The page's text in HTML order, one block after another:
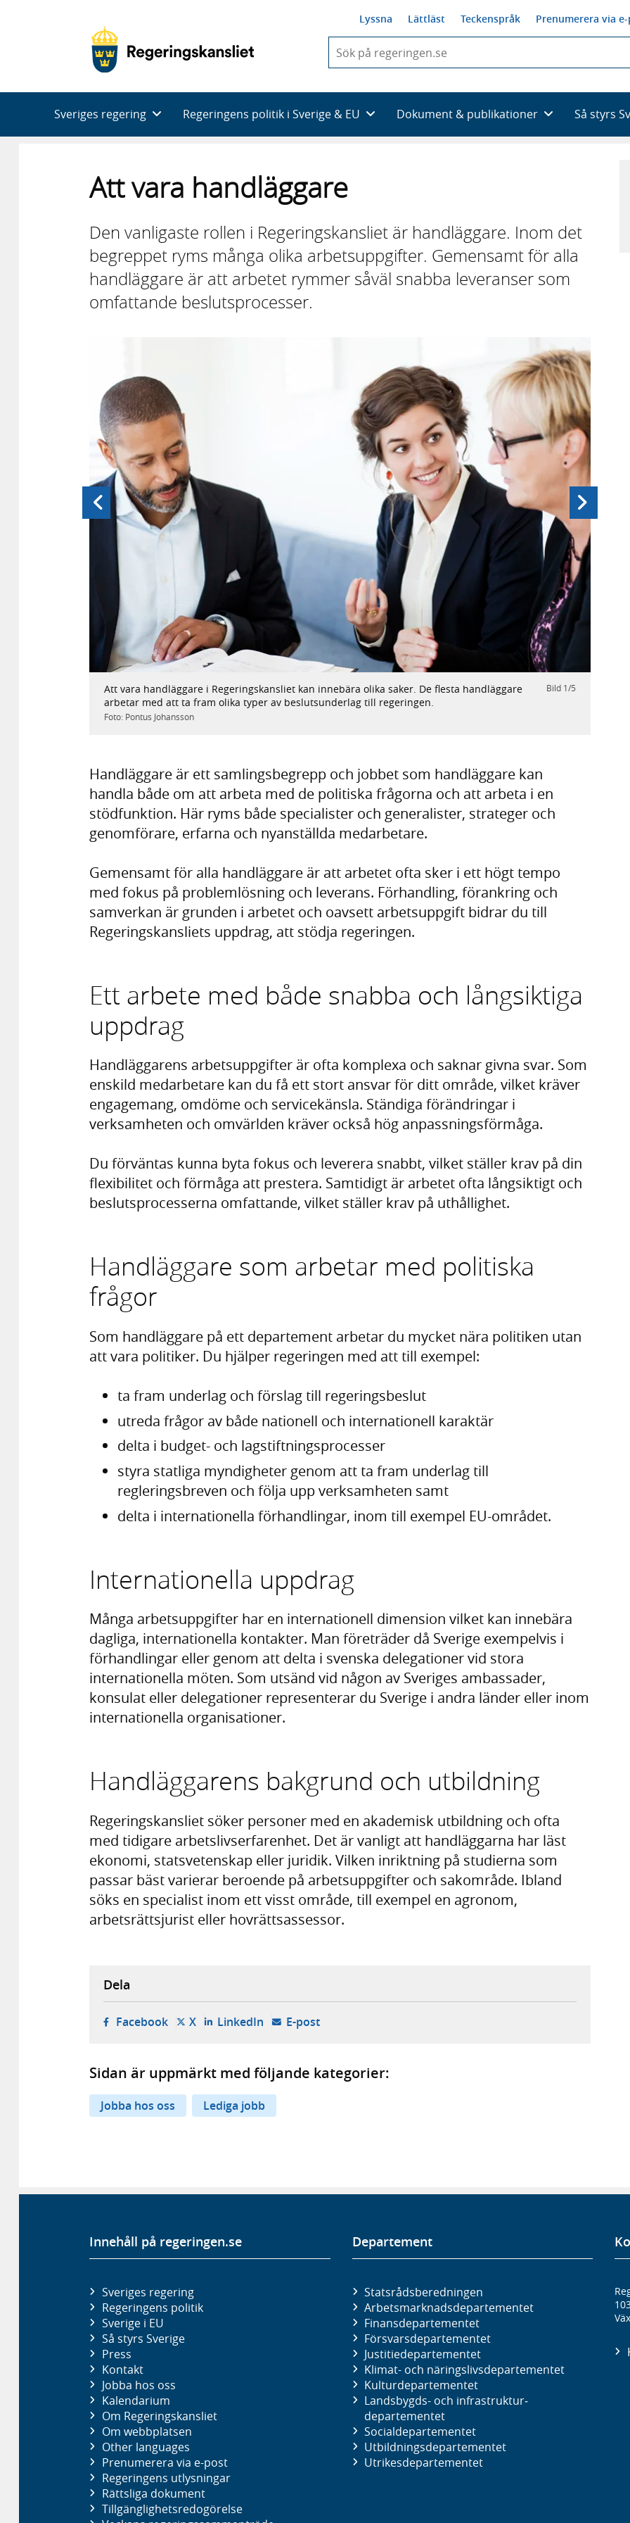
Lyssna Lättläst Teckenspråk Prenumerera via
du
skriva
framträder
en
sökförslag
Sveriges regering Regeringens politik i Sverige & EU Dokument & publikationer Så styrs
Att vara handläggare
Den vanligaste rollen i Regeringskansliet är handläggare. Inom det
begreppet ryms många olika arbetsuppgifter. Gemensamt för alla
handläggare är att arbetet rymmer såväl snabba leveranser som
omfattande beslutsprocesser.
Bild 1/5
Att vara handläggare i Regeringskansliet kan innebära olika saker. De flesta handläggare
arbetar med att ta fram olika typer av beslutsunderlag till regeringen.
Foto: Pontus Johansson
Föregående Nästa
Handläggare är ett samlingsbegrepp och jobbet som handläggare kan
handla både om att arbeta med de politiska frågorna och att arbeta i en
stödfunktion. Här ryms både specialister och generalister, strateger och
genomförare, erfarna och nyanställda medarbetare.
Gemensamt för alla handläggare är att arbetet ofta sker i ett högt tempo
med fokus på problemlösning och leverans. Förhandling, förankring och
samverkan är grunden i arbetet och oavsett arbetsuppgift bidrar du till
Regeringskansliets uppdrag, att stödja regeringen.
Ett arbete med både snabba och långsiktiga
uppdrag
Handläggarens arbetsuppgifter är ofta komplexa och saknar givna svar. Som
enskild medarbetare kan du få ett stort ansvar för ditt område, vilket kräver
engagemang, omdöme och servicekänsla. Ständiga förändringar i
verksamheten och omvärlden kräver också hög anpassningsförmåga.
Du förväntas kunna byta fokus och leverera snabbt, vilket ställer krav på din
flexibilitet och förmåga att prestera. Samtidigt är arbetet ofta långsiktigt och
beslutsprocesserna omfattande, vilket ställer krav på uthållighet.
Handläggare som arbetar med politiska
frågor
Som handläggare på ett departement arbetar du mycket nära politiken utan
att vara politiker. Du hjälper regeringen med att till exempel:
ta fram underlag och förslag till regeringsbeslut
utreda frågor av både nationell och internationell karaktär
delta i budget- och lagstiftningsprocesser
styra statliga myndigheter genom att ta fram underlag till
regleringsbreven och följa upp verksamheten samt
delta i internationella förhandlingar, inom till exempel EU-området.
Internationella uppdrag
Många arbetsuppgifter har en internationell dimension vilket kan innebära
dagliga, internationella kontakter. Man företräder då Sverige exempelvis i
förhandlingar eller genom att delta i svenska delegationer vid stora
internationella möten. Som utsänd vid någon av Sveriges ambassader,
konsulat eller delegationer representerar du Sverige i andra länder eller inom
internationella organisationer.
Handläggarens bakgrund och utbildning
Regeringskansliet söker personer med en akademisk utbildning och ofta
med tidigare arbetslivserfarenhet. Det är vanligt att handläggarna har läst
ekonomi, statsvetenskap eller juridik. Vilken inriktning på studierna som
passar bäst varierar beroende på arbetsuppgifter och sakområde. Ibland
söks en specialist inom ett visst område, till exempel en agronom,
arbetsrättsjurist eller hovrättsassessor.
Dela
Facebook- öppnas i ny flik, extern webbplats,
X- öppnas i ny flik, extern webbplats,
LinkedIn- öppnas i ny flik, extern webbplats,
E-post- öppnar din e-postklient,
Sidan är uppmärkt med följande kategorier:
Jobba hos oss Lediga jobb
Innehåll på regeringen.se
Sveriges regering
Regeringens politik
Sverige i EU
Så styrs Sverige
Press
Kontakt
Jobba hos oss
Kalendarium
Om Regeringskansliet
Om webbplatsen
Other languages
Prenumerera via e-post
Regeringens utlysningar
Rättsliga dokument
Tillgänglighetsredogörelse
Departement
Statsrådsberedningen
Arbetsmarknads­departementet
Finans­departementet
Försvars­departementet
Justitie­departementet
Klimat- och näringslivs­departementet
Kultur­departementet
Landsbygds- och infrastruktur­
departementet
Social­departementet
Utbildnings­departementet
Utrikes­departementet